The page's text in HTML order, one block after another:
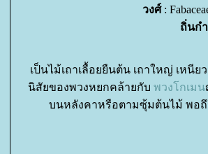
วงศ์:
ถิ่นก
เป็นไม้เถาเลื้อยยืนต้น เถาใหญ่ เหนี
นิสัยของพวงหยกคล้ายกับ พวงโกเมน
บนหลังคาหรือตามซุ้มต้นไม้ พอถึ